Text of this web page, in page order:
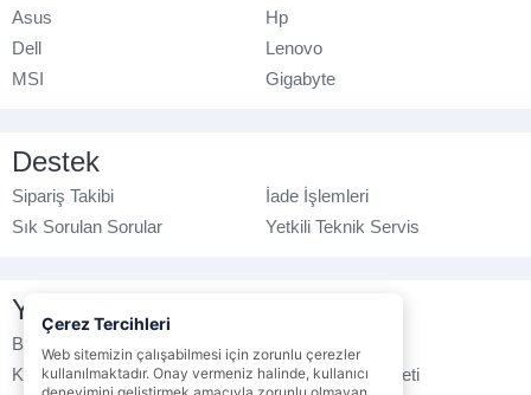
Asus
Hp
Dell
Lenovo
MSI
Gigabyte
Destek
Sipariş Takibi
İade İşlemleri
Sık Sorulan Sorular
Yetkili Teknik Servis
Yasal Bilgilendirme
Banka Hesap No
Kullanım Koşulları
Ticari Elektronik İleti
Çerez Tercihleri
Web sitemizin çalışabilmesi için zorunlu çerezler
kullanılmaktadır. Onay vermeniz halinde, kullanıcı